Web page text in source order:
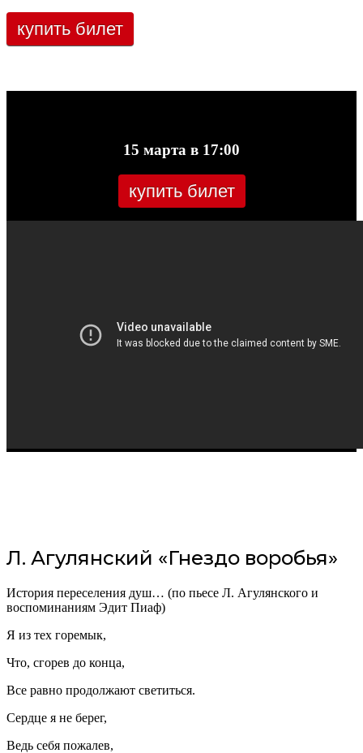
купить билет
15 марта в 17:00
купить билет
Л. Агулянский «Гнездо воробья»
История переселения душ… (по пьесе Л. Агулянского и
воспоминаниям Эдит Пиаф)
Я из тех горемык,
Что, сгорев до конца,
Все равно продолжают светиться.
Сердце я не берег,
Ведь себя пожалев,